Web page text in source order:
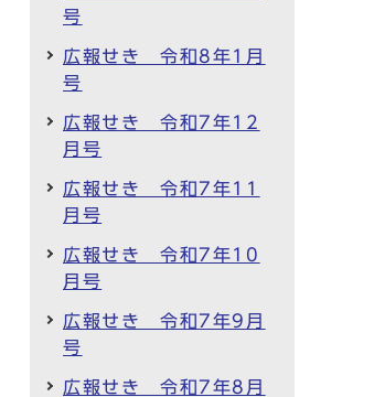
号
広報せき 令和8年1月
号
広報せき 令和7年12
月号
広報せき 令和7年11
月号
広報せき 令和7年10
月号
広報せき 令和7年9月
号
広報せき 令和7年8月